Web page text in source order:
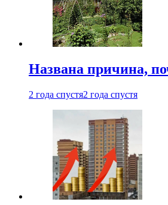
Названа причина,
2 года спустя2 года спустя